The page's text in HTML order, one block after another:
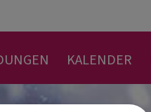
KALENDER